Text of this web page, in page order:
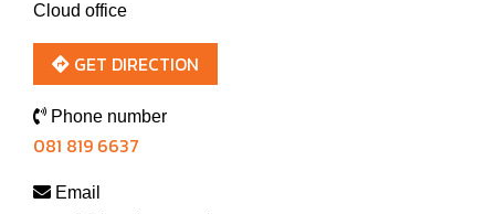
Cloud office
GET DIRECTION
Phone number
081 819 6637
Email